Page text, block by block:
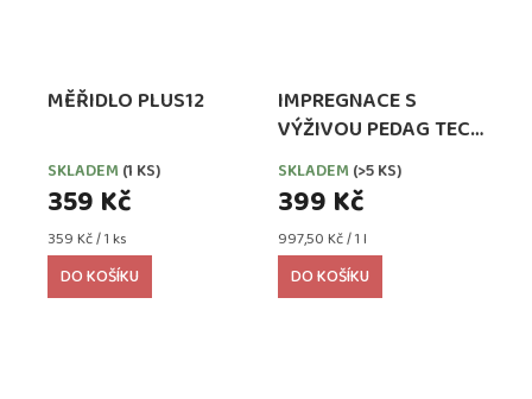
MĚŘIDLO PLUS12
SKLADEM (1 KS)
359 Kč
Měrná
cena:
359 Kč / 1 ks
DO KOŠÍKU
IMPREGNACE S
VÝŽIVOU PEDAG TECH
WATERPROOFER,
EXTRA SILNÁ
SKLADEM (>5 KS)
399 Kč
Měrná
cena:
997,50 Kč / 1 l
DO KOŠÍKU